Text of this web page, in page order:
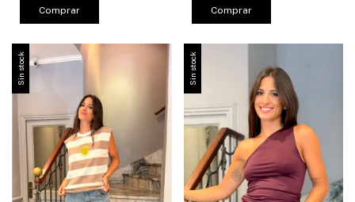
Comprar Comprar
Sin stock Sin stock